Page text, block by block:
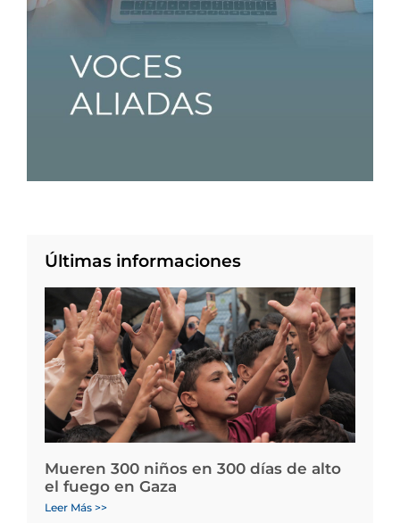
Últimas informaciones
Mueren 300 niños en 300 días de alto
el fuego en Gaza
Leer Más >>